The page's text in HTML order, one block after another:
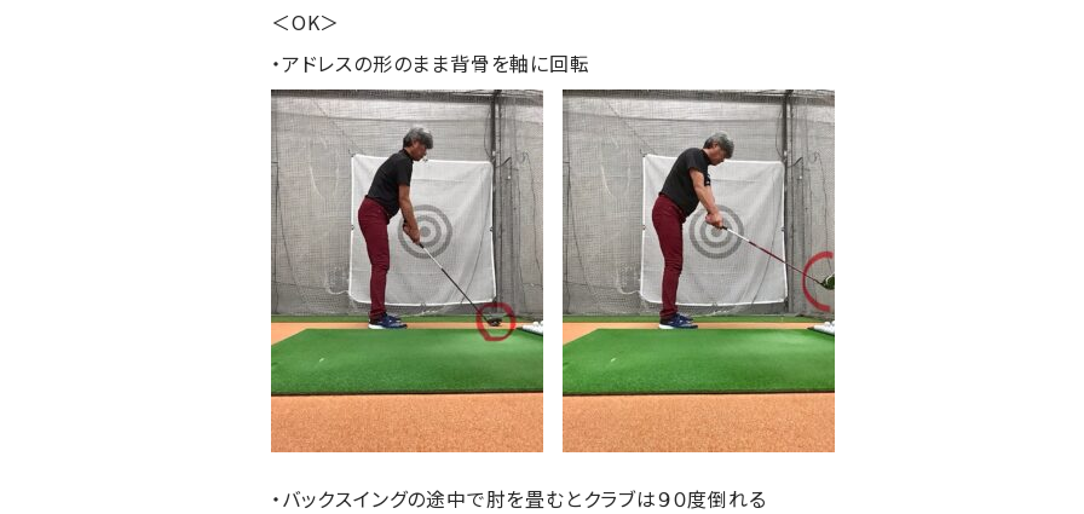
＜OK＞
・アドレスの形のまま背骨を軸に回転
・バックスイングの途中で肘を畳むとクラブは９０度倒れる